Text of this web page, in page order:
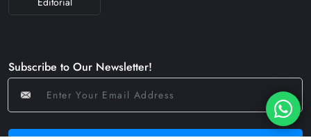
Subscribe to Our Newsletter!